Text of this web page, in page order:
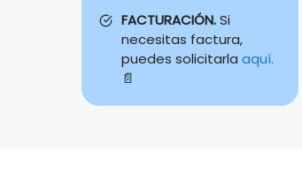
FACTURACIÓN.Si
necesitas factura,
puedes solicitarla aquí.
📄